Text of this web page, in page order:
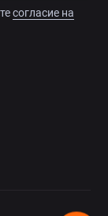
согласие на